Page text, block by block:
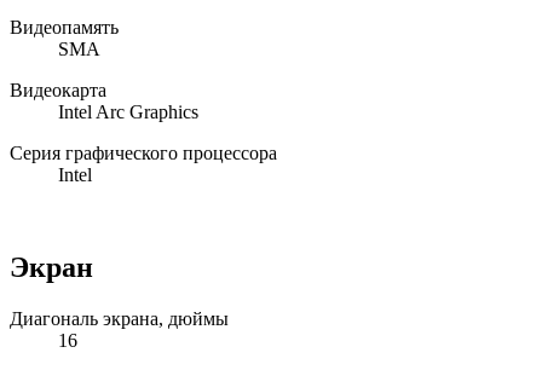
Видеопамять
SMA
Видеокарта
Intel Arc Graphics
Серия графического процессора
Intel
Экран
Диагональ экрана, дюймы
16